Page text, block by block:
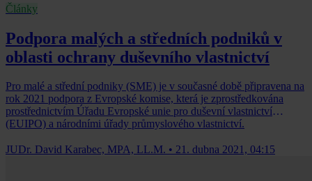
Články
Podpora malých a středních podniků v
oblasti ochrany duševního vlastnictví
Pro malé a střední podniky (SME) je v současné době připravena na
rok 2021 podpora z Evropské komise, která je zprostředkována
prostřednictvím Úřadu Evropské unie pro duševní vlastnictví
(EUIPO) a národními úřady průmyslového vlastnictví.
JUDr. David Karabec, MPA, LL.M. • 21. dubna 2021, 04:15